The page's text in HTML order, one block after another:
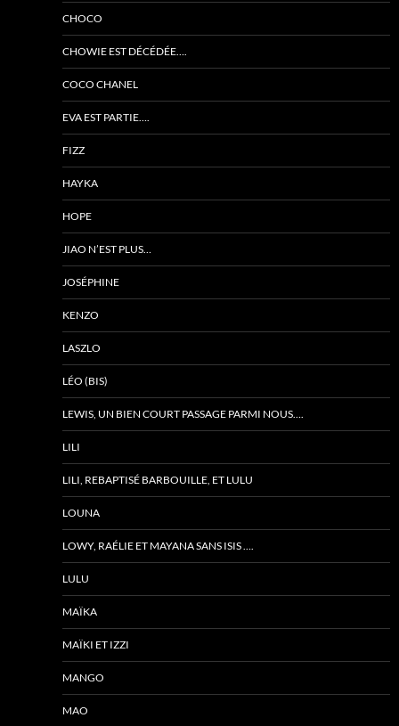
CHOCO
CHOWIE EST DÉCÉDÉE….
COCO CHANEL
EVA EST PARTIE….
FIZZ
HAYKA
HOPE
JIAO N’EST PLUS…
JOSÉPHINE
KENZO
LASZLO
LÉO (BIS)
LEWIS, UN BIEN COURT PASSAGE PARMI NOUS….
LILI
LILI, REBAPTISÉ BARBOUILLE, ET LULU
LOUNA
LOWY, RAÉLIE ET MAYANA SANS ISIS ….
LULU
MAÏKA
MAÏKI ET IZZI
MANGO
MAO